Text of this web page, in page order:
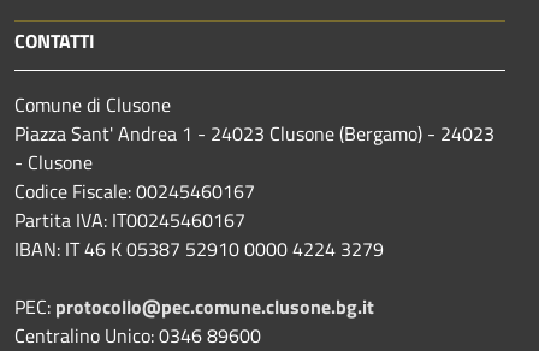
CONTATTI
Comune di Clusone
Piazza Sant' Andrea 1 - 24023 Clusone (Bergamo) - 24023
- Clusone
Codice Fiscale: 00245460167
Partita IVA: IT00245460167
IBAN: IT 46 K 05387 52910 0000 4224 3279
PEC: protocollo@pec.comune.clusone.bg.it
Centralino Unico: 0346 89600